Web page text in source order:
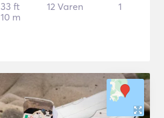
33 ft
10 m
12 Varen 1